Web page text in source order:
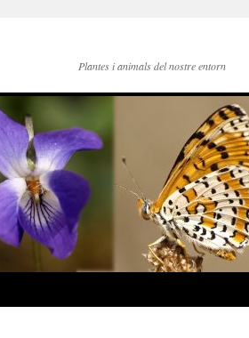
Plantes i animals del nostre entorn